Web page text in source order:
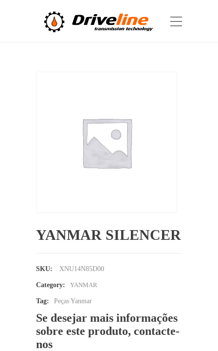
YANMAR SILENCER
SKU: XNU14N85D00
Category: YANMAR
Tag: Peças Yanmar
Se desejar mais informações
sobre este produto, contacte-
nos